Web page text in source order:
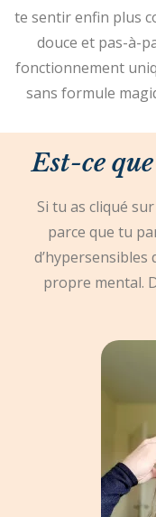
te sentir enfin plus
douce et pas-à-
fonctionnement
sans formule
Est-ce
Si tu as cliqué
parce que tu
propre mental.